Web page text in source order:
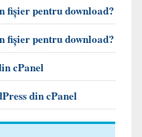
fișier pentru download?
fișier pentru download?
cPanel
din cPanel